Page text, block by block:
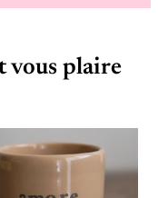
vous plaire